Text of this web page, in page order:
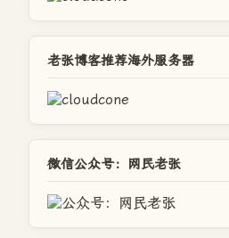
老张博客推荐海外服务器
微信公众号：网民老张